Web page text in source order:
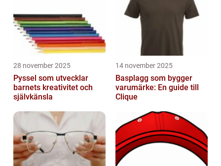
28 november 2025
Pyssel som utvecklar
barnets kreativitet och
självkänsla
14 november 2025
Basplagg som bygger
varumärke: En guide till
Clique